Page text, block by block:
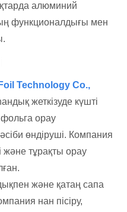
алюминий
функционалдығы мен
Technology Co.,
жеткізуде күшті
орау
өндіруші. Компания
және тұрақты орау
және қатаң сапа
нан пісіру,